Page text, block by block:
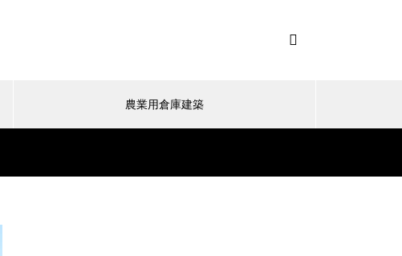
農業用倉庫建築